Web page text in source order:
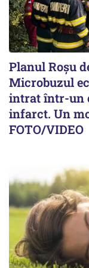
Planul Roşu
Microbuzul
intrat într-un
infarct. Un
FOTO/VIDEO